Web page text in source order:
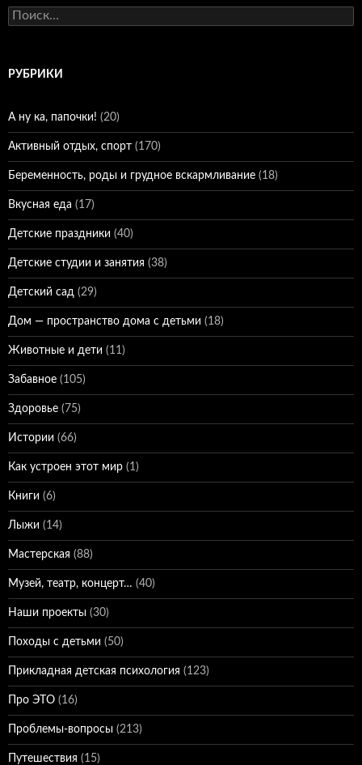
Найти:
РУБРИКИ
А ну ка, папочки! (20)
Активный отдых, спорт (170)
Беременность, роды и грудное вскармливание (18)
Вкусная еда (17)
Детские праздники (40)
Детские студии и занятия (38)
Детский сад (29)
Дом — пространство дома с детьми (18)
Животные и дети (11)
Забавное (105)
Здоровье (75)
Истории (66)
Как устроен этот мир (1)
Книги (6)
Лыжи (14)
Мастерская (88)
Музей, театр, концерт… (40)
Наши проекты (30)
Походы с детьми (50)
Прикладная детская психология (123)
Про ЭТО (16)
Проблемы-вопросы (213)
Путешествия (15)